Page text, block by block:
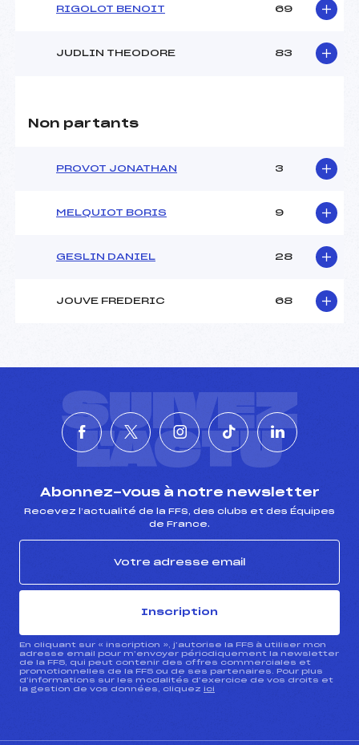
RIGOLOT BENOIT 69
JUDLIN THEODORE 83
Non partants
PROVOT JONATHAN 3
MELQUIOT BORIS 9
GESLIN DANIEL 28
JOUVE FREDERIC 68
SUIVEZ
L'ACTU
Abonnez-vous à notre newsletter
Recevez l’actualité de la FFS, des clubs et des Équipes
de France.
Inscription
En cliquant sur « inscription », j’autorise la FFS à utiliser mon
adresse email pour m’envoyer périodiquement la newsletter
de la FFS, qui peut contenir des offres commerciales et
promotionnelles de la FFS ou de ses partenaires. Pour plus
d’informations sur les modalités d’exercice de vos droits et
la gestion de vos données, cliquez ici